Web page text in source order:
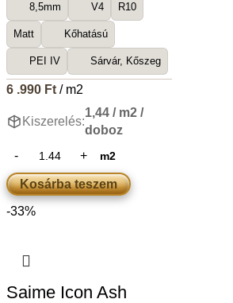
8,5mm V4 R10
Matt Kőhatású
PEI IV Sárvár, Kőszeg
6 .990 Ft/ m2
Kiszerelés:
1,44 / m2 /
doboz
m2
Kosárba teszem
-33%
Saime Icon Ash